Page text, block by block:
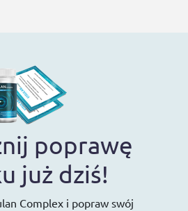
poprawę
już dziś!
Complex i popraw swój